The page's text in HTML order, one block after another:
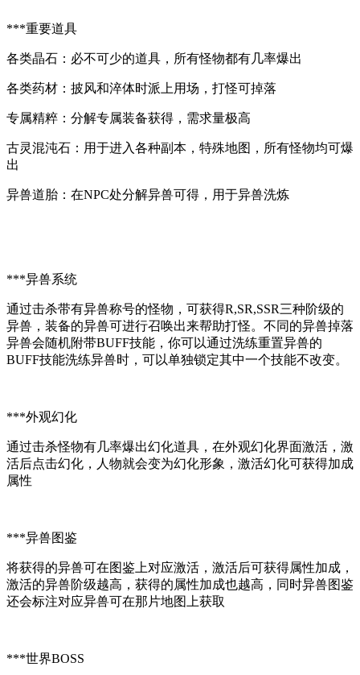
***重要道具
各类晶石：必不可少的道具，所有怪物都有几率爆出
各类药材：披风和淬体时派上用场，打怪可掉落
专属精粹：分解专属装备获得，需求量极高
古灵混沌石：用于进入各种副本，特殊地图，所有怪物均可爆
出
异兽道胎：在NPC处分解异兽可得，用于异兽洗炼
***异兽系统
通过击杀带有异兽称号的怪物，可获得R,SR,SSR三种阶级的
异兽，装备的异兽可进行召唤出来帮助打怪。不同的异兽掉落
异兽会随机附带BUFF技能，你可以通过洗练重置异兽的
BUFF技能洗练异兽时，可以单独锁定其中一个技能不改变。
***外观幻化
通过击杀怪物有几率爆出幻化道具，在外观幻化界面激活，激
活后点击幻化，人物就会变为幻化形象，激活幻化可获得加成
属性
***异兽图鉴
将获得的异兽可在图鉴上对应激活，激活后可获得属性加成，
激活的异兽阶级越高，获得的属性加成也越高，同时异兽图鉴
还会标注对应异兽可在那片地图上获取
***世界BOSS